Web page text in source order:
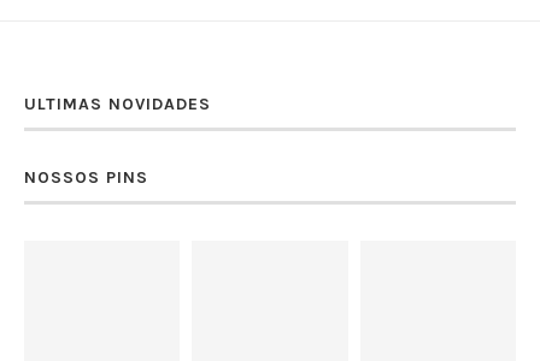
ULTIMAS NOVIDADES
NOSSOS PINS